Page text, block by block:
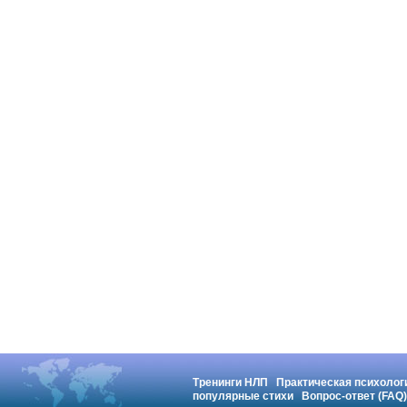
Тренинги НЛП
Практическая
популярные стихи
Вопрос-ответ (FAQ)